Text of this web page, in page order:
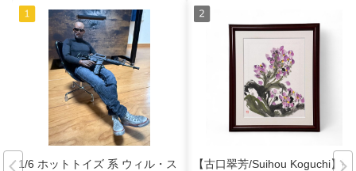
1/6 ホットトイズ 系 ウィル・ス
【古口翠芳/Suihou Koguchi】墨